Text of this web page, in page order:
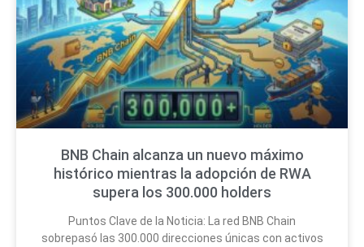
BNB Chain alcanza un nuevo máximo
histórico mientras la adopción de RWA
supera los 300.000 holders
Puntos Clave de la Noticia: La red BNB Chain
sobrepasó las 300.000 direcciones únicas con activos